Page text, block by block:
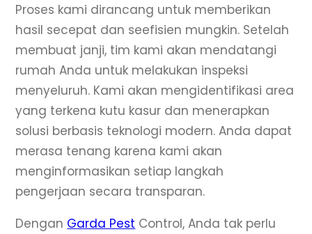
Proses kami dirancang untuk memberikan
hasil secepat dan seefisien mungkin. Setelah
membuat janji, tim kami akan mendatangi
rumah Anda untuk melakukan inspeksi
menyeluruh. Kami akan mengidentifikasi area
yang terkena kutu kasur dan menerapkan
solusi berbasis teknologi modern. Anda dapat
merasa tenang karena kami akan
menginformasikan setiap langkah
pengerjaan secara transparan.
Dengan Garda Pest Control, Anda tak perlu